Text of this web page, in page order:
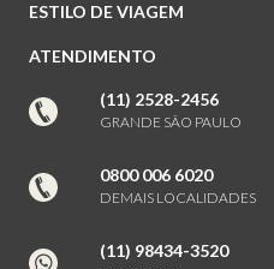
ESTILO DE VIAGEM
ATENDIMENTO
(11) 2528-2456
GRANDE SÃO PAULO
0800 006 6020
DEMAIS LOCALIDADES
(11) 98434-3520